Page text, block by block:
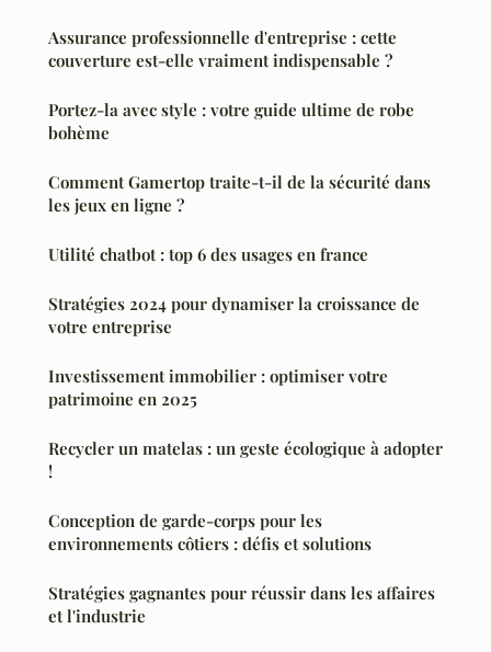
Assurance professionnelle d'entreprise : cette
couverture est-elle vraiment indispensable ?
Portez-la avec style : votre guide ultime de robe
bohème
Comment Gamertop traite-t-il de la sécurité dans
les jeux en ligne ?
Utilité chatbot : top 6 des usages en france
Stratégies 2024 pour dynamiser la croissance de
votre entreprise
Investissement immobilier : optimiser votre
patrimoine en 2025
Recycler un matelas : un geste écologique à adopter
!
Conception de garde-corps pour les
environnements côtiers : défis et solutions
Stratégies gagnantes pour réussir dans les affaires
et l'industrie